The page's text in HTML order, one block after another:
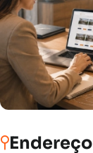
Endereço